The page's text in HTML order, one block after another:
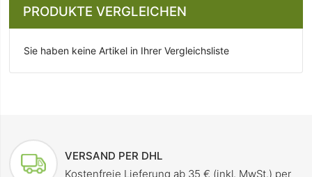
PRODUKTE VERGLEICHEN
Sie haben keine Artikel in Ihrer Vergleichsliste
VERSAND PER DHL
Kostenfreie Lieferung ab 35 € (inkl. MwSt.) per